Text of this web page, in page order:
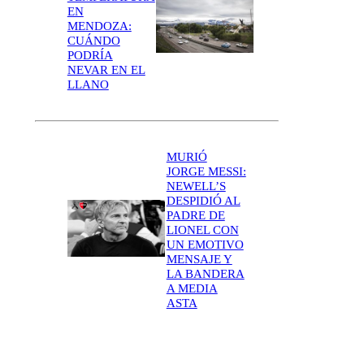
EN
MENDOZA:
CUÁNDO
PODRÍA
NEVAR EN EL
LLANO
MURIÓ
JORGE MESSI:
NEWELL’S
DESPIDIÓ AL
PADRE DE
LIONEL CON
UN EMOTIVO
MENSAJE Y
LA BANDERA
A MEDIA
ASTA